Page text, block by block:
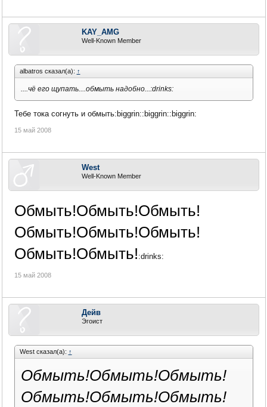
KAY_AMG
Well-Known Member
albatros сказал(а): ↑
....чё его щупать....обмыть надобно...:drinks:
Тебе тока согнуть и обмыть:biggrin::biggrin::biggrin:
15 май 2008
West
Well-Known Member
Обмыть!Обмыть!Обмыть!
Обмыть!Обмыть!Обмыть!
Обмыть!Обмыть! :drinks:
15 май 2008
Дейв
Эгоист
West сказал(а): ↑
Обмыть!Обмыть!Обмыть!
Обмыть!Обмыть!Обмыть!